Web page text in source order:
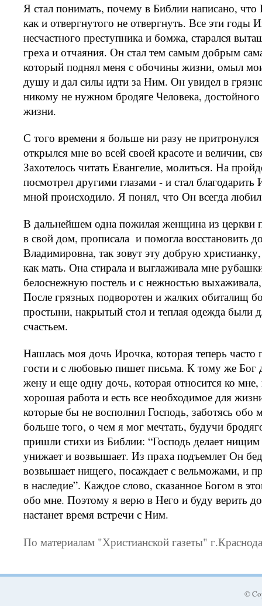
Я стал понимать, почему в Библии написано,
как и отвергнутого не отвергнуть. Все эти годы
несчастного преступника и бомжа, старался
греха и отчаяния. Он стал тем самым добрым
который поднял меня с обочины жизни, омыл
душу и дал силы идти за Ним. Он увидел в
никому не нужном бродяге Человека,
жизни.
С того времени я больше ни разу не
открылся мне во всей своей красоте и величии,
Захотелось читать Евангелие, молиться. На
посмотрел другими глазами - и стал благодарить
мной происходило. Я понял, что Он всегда
В дальнейшем одна пожилая женщина из церкви
в свой дом, прописала и помогла восстановить
Владимировна, так зовут эту добрую
как мать. Она стирала и выглаживала мне
белоснежную постель и с нежностью выхаживала,
После грязных подворотен и жалких обиталищ
простыни, накрытый стол и теплая одежда были
счастьем.
Нашлась моя дочь Ирочка, которая теперь часто
гости и с любовью пишет письма. К тому же Бог
жену и еще одну дочь, которая относится ко
хорошая работа и есть все необходимое для
которые бы не восполнил Господь, заботясь обо
больше того, о чем я мог мечтать, будучи
пришли стихи из Библии: “Господь делает
унижает и возвышает. Из праха подъемлет Он
возвышает нищего, посаждает с вельможами, и
в наследие”. Каждое слово, сказанное Богом в
обо мне. Поэтому я верю в Него и буду верить
настанет время встречи с Ним.
По материалам "Христианской газеты"
©